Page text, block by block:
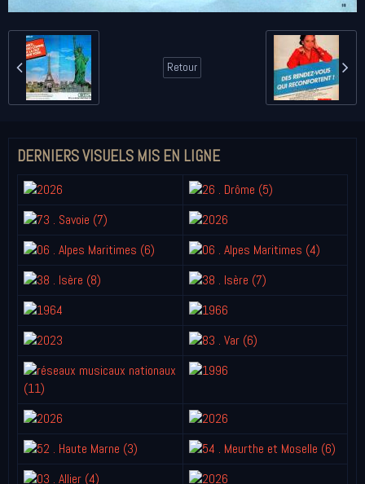
Retour
DERNIERS VISUELS MIS EN LIGNE